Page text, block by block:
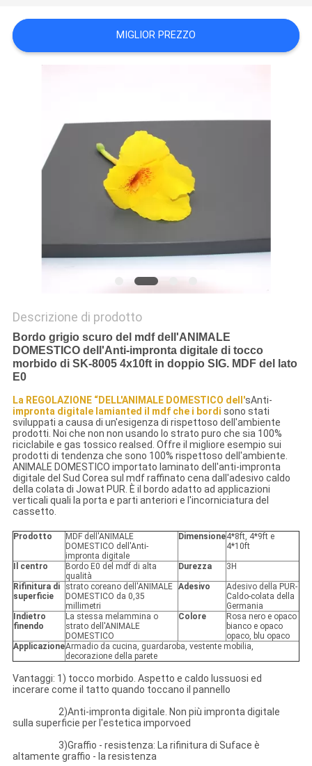
POLICY
MIGLIOR PREZZO
Descrizione di prodotto
Bordo grigio scuro del mdf dell'ANIMALE
DOMESTICO dell'Anti-impronta digitale di tocco
morbido di SK-8005 4x10ft in doppio SIG. MDF del lato
E0
La REGOLAZIONE “DELL'ANIMALE DOMESTICO dell'sAnti-
impronta digitale lamianted il mdf che i bordi sono stati
sviluppati a causa di un'esigenza di rispettoso dell'ambiente
prodotti. Noi che non non usando lo strato puro che sia 100%
riciclabile e gas tossico realsed. Offre il migliore esempio sui
prodotti di tendenza che sono 100% rispettoso dell'ambiente.
ANIMALE DOMESTICO importato laminato dell'anti-impronta
digitale del Sud Corea sul mdf raffinato cena dall'adesivo caldo
della colata di Jowat PUR. È il bordo adatto ad applicazioni
verticali quali la porta e parti anteriori e l'incorniciatura del
cassetto.
Prodotto
MDF dell'ANIMALE
DOMESTICO dell'Anti-
impronta digitale
Dimensione4*8ft, 4*9ft e
4*10ft
Il centro
Bordo E0 del mdf di alta
qualità
Durezza 3H
Rifinitura di
superficie
strato coreano dell'ANIMALE
DOMESTICO da 0,35
millimetri
Adesivo
Adesivo della PUR-
Caldo-colata della
Germania
Indietro
finendo
La stessa melammina o
strato dell'ANIMALE
DOMESTICO
Colore
Rosa nero e opaco
bianco e opaco
opaco, blu opaco
ApplicazioneArmadio da cucina, guardaroba, vestente mobilia,
decorazione della parete
Vantaggi: 1) tocco morbido. Aspetto e caldo lussuosi ed
incerare come il tatto quando toccano il pannello
2)Anti-impronta digitale. Non più impronta digitale
sulla superficie per l'estetica imporvoed
3)Graffio - resistenza: La rifinitura di Suface è
altamente graffio - la resistenza